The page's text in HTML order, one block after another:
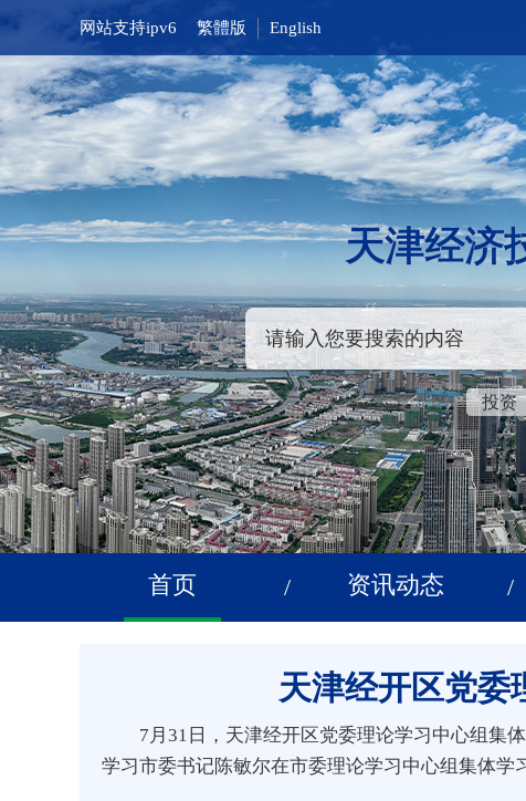
网站支持ipv6 繁體版 English
天津经济
投资
首页 / 资讯动态 /
天津经开区党委
7月31日，天津经开区党委理论学习中心组集
学习市委书记陈敏尔在市委理论学习中心组集体